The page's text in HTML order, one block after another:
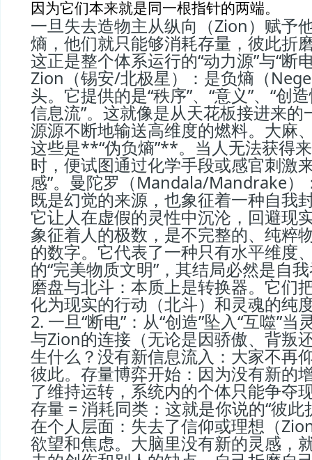
因为它们本来就是同一根指针的两端。
一旦失去造物主从纵向（Zion）赋予
熵，他们就只能够消耗存量，彼此折
这正是整个体系运行的“动力源”与“断
Zion（锡安/北极星）：是负熵（
头。它提供的是“秩序”、“意义”、“创
信息流”。这就像是从天花板接进来的
源源不断地输送高维度的燃料。大麻
这些是**“伪负熵”**。当人无法获得
时，便试图通过化学手段或感官刺激
感”。曼陀罗（Mandala/Mandrake）
既是幻觉的来源，也象征着一种自我
它让人在虚假的灵性中沉沦，回避现
象征着人的极数，是不完整的、纯粹
的数字。它代表了一种只有水平维度
的“完美物质文明”，其结局必然是自
磨盘与北斗：本质上是转换器。它们
化为现实的行动（北斗）和灵魂的纯
2. 一旦“断电”：从“创造”坠入“互噬”
与Zion的连接（无论是因骄傲、背叛
生什么？没有新信息流入：大家不再
彼此。存量博弈开始：因为没有新的
了维持运转，系统内的个体只能争夺
存量 = 消耗同类：这就是你说的“彼此
在个人层面：失去了信仰或理想（
欲望和焦虑。大脑里没有新的灵感，